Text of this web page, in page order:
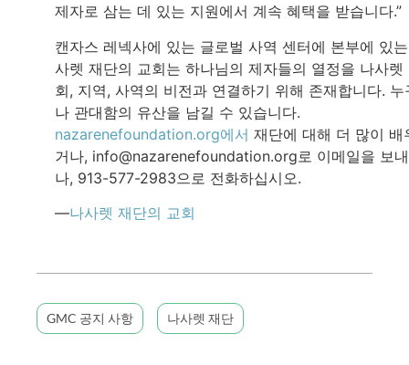
제자로 삼는 데 있는 지원에서 계속 혜택을 받습니다.”
캔자스 레넥사에 있는 글로벌 사역 센터에 본부에 있
사렛 재단의 교회는 하나님의 제자들의 열정을 나사렛
회, 지역, 사역의 비전과 연결하기 위해 존재합니다. 누
나 관대함의 유산을 남길 수 있습니다.
nazarenefoundation.org에서 재단에 대해 더 많이 배
거나, info@nazarenefoundation.org로 이메일을 보
나, 913-577-2983으로 전화하십시오.
—나사렛 재단의 교회
GMC 공지 사항 나사렛 재단